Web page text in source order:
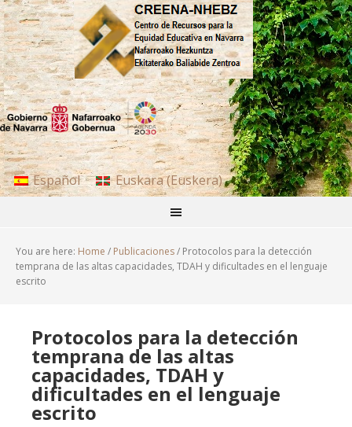
Español Euskara(Euskera)
You are here: Home / Publicaciones/ Protocolos para la detección
temprana de las altas capacidades, TDAH y dificultades en el lenguaje
escrito
Protocolos para la detección
temprana de las altas
capacidades, TDAH y
dificultades en el lenguaje
escrito